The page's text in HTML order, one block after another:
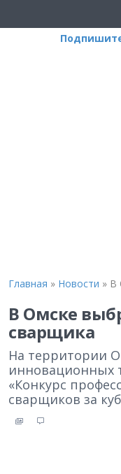
Главная » Новости » В
В Омске
сварщика
На территории
инновационных
«Конкурс
сварщиков за